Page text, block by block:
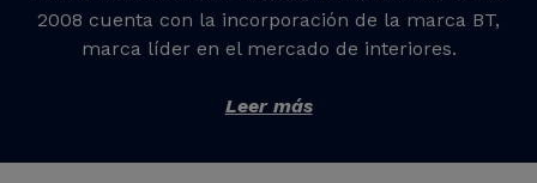
2008 cuenta con la incorporación de la marca BT,
marca líder en el mercado de interiores.
Leer más